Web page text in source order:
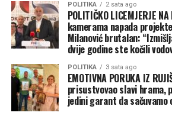
POLITIKA 2 sata ago
POLITIČKO LICEMJERJE
kamerama napada
Milanović brutalan:
dvije godine ste kočili
POLITIKA 3 sata ago
EMOTIVNA PORUKA IZ
prisustvovao slavi hrama,
jedini garant da sačuvamo